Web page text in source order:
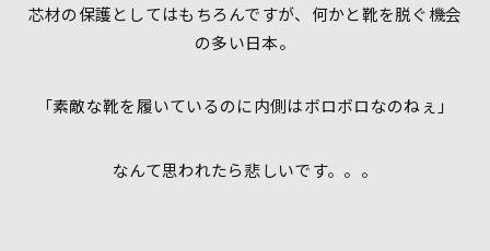
芯材の保護としてはもちろんですが、何かと靴を脱ぐ機会
の多い日本。
「素敵な靴を履いているのに内側はボロボロなのねぇ」
なんて思われたら悲しいです。。。